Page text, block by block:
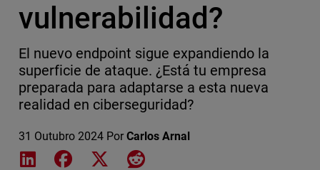
vulnerabilidad?
El nuevo endpoint sigue expandiendo la
superficie de ataque. ¿Está tu empresa
preparada para adaptarse a esta nueva
realidad en ciberseguridad?
31 Outubro 2024 Por Carlos Arnal
Share on LinkedIn
Share on Facebook
Share on XShare on Reddit